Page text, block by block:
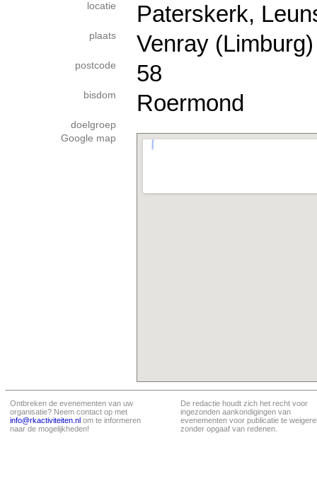
locatie Paterskerk,
plaats Venray (Limburg)
postcode 58
bisdom Roermond
doelgroep
Google map
Ontbreken de evenementen van uw
organisatie? Neem contact op met
info@rkactiviteiten.nl om te informeren
naar de mogelijkheden!
De redactie houdt zich het recht voor
ingezonden aankondigingen van
evenementen voor publicatie te
zonder opgaaf van redenen.